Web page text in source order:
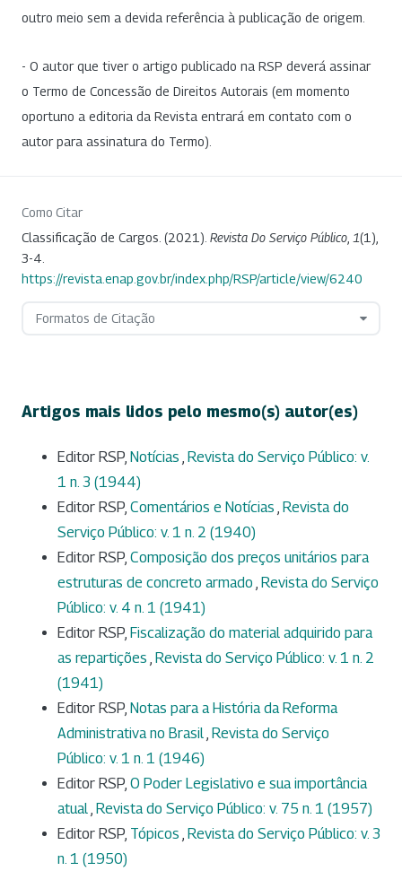
outro meio sem a devida referência à publicação de origem.
- O autor que tiver o artigo publicado na RSP deverá assinar
o Termo de Concessão de Direitos Autorais (em momento
oportuno a editoria da Revista entrará em contato com o
autor para assinatura do Termo).
Como Citar
Classificação de Cargos. (2021). Revista Do Serviço Público 1(1),
3-4.
https://revista.enap.gov.br/index.php/RSP/article/view/6240
Formatos de Citação
Artigos mais lidos pelo mesmo(s) autor(es)
Editor RSP, Notícias , Revista do Serviço Público: v.
1 n. 3 (1944)
Editor RSP, Comentários e Notícias , Revista do
Serviço Público: v. 1 n. 2 (1940)
Editor RSP, Composição dos preços unitários para
estruturas de concreto armado , Revista do Serviço
Público: v. 4 n. 1 (1941)
Editor RSP, Fiscalização do material adquirido para
as repartições , Revista do Serviço Público: v. 1 n. 2
(1941)
Editor RSP, Notas para a História da Reforma
Administrativa no Brasil, Revista do Serviço
Público: v. 1 n. 1 (1946)
Editor RSP, O Poder Legislativo e sua importância
atual, Revista do Serviço Público: v. 75 n. 1 (1957)
Editor RSP, Tópicos , Revista do Serviço Público: v. 3
n. 1 (1950)